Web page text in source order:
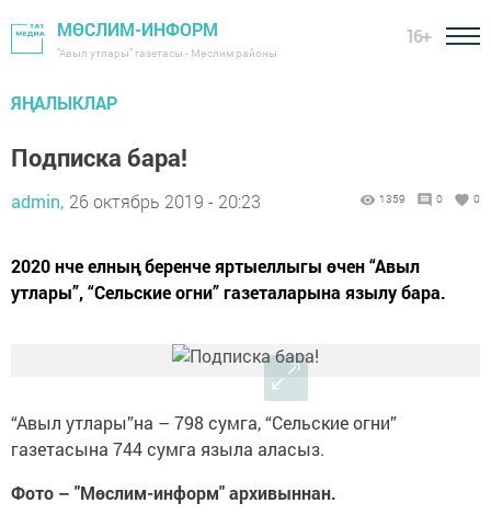
МӨСЛИМ-ИНФОРМ
"Авыл утлары" газетасы - Мөслим районы
16+
ЯҢАЛЫКЛАР
Подписка бара!
admin, 26 октябрь 2019 - 20:23 1359 0 0
2020 нче елның беренче яртыеллыгы өчен “Авыл
утлары”, “Сельские огни” газеталарына язылу бара.
“Авыл утлары”на – 798 сумга, “Сельские огни”
газетасына 744 сумга языла аласыз.
Фото – "Мөслим-информ" архивыннан.